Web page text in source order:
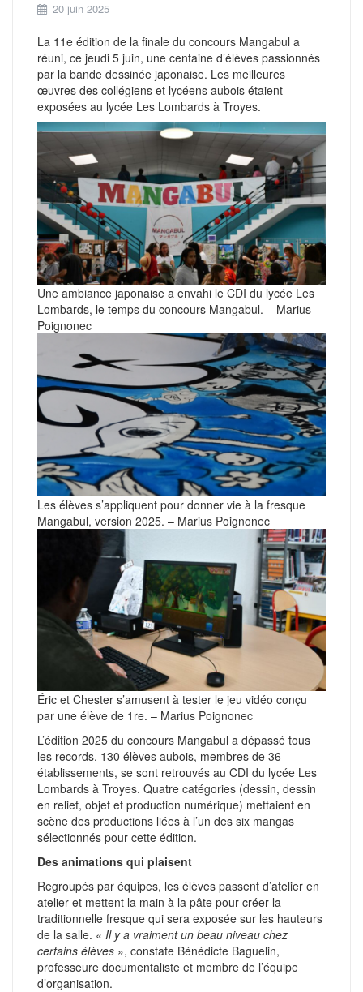
20 juin 2025
La 11e édition de la finale du concours Mangabul a
réuni, ce jeudi 5 juin, une centaine d’élèves passionnés
par la bande dessinée japonaise. Les meilleures
œuvres des collégiens et lycéens aubois étaient
exposées au lycée Les Lombards à Troyes.
Une ambiance japonaise a envahi le CDI du lycée Les
Lombards, le temps du concours Mangabul. – Marius
Poignonec
Les élèves s’appliquent pour donner vie à la fresque
Mangabul, version 2025. – Marius Poignonec
Éric et Chester s’amusent à tester le jeu vidéo conçu
par une élève de 1re. – Marius Poignonec
L’édition 2025 du concours Mangabul a dépassé tous
les records. 130 élèves aubois, membres de 36
établissements, se sont retrouvés au CDI du lycée Les
Lombards à Troyes. Quatre catégories (dessin, dessin
en relief, objet et production numérique) mettaient en
scène des productions liées à l’un des six mangas
sélectionnés pour cette édition.
Des animations qui plaisent
Regroupés par équipes, les élèves passent d’atelier en
atelier et mettent la main à la pâte pour créer la
traditionnelle fresque qui sera exposée sur les hauteurs
de la salle. « Il y a vraiment un beau niveau chez
certains élèves », constate Bénédicte Baguelin,
professeure documentaliste et membre de l’équipe
d’organisation.